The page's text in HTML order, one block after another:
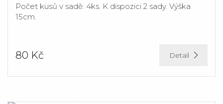
Počet kusů v sadě: 4ks. K dispozici 2 sady. Výška
15cm.
80 Kč Detail